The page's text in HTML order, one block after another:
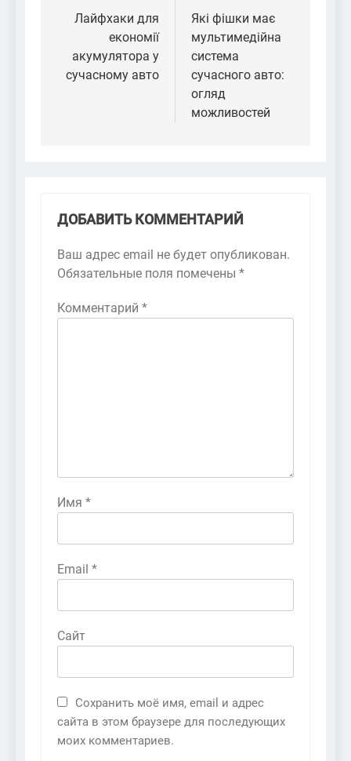
по
записям
Лайфхаки для
економії
акумулятора у
сучасному авто
Які фішки має
мультимедійна
система
сучасного авто:
огляд
можливостей
ДОБАВИТЬ КОММЕНТАРИЙ
Ваш адрес email не будет опубликован.
Обязательные поля помечены *
Комментарий *
Имя *
Email *
Сайт
Сохранить моё имя, email и адрес
сайта в этом браузере для последующих
моих комментариев.